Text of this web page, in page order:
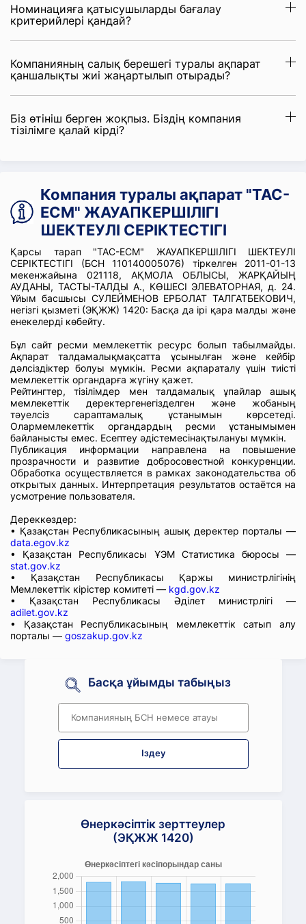
Номинацияға қатысушыларды бағалау
критерийлері қандай?
Компанияның салық берешегі туралы ақпарат
қаншалықты жиі жаңартылып отырады?
Біз өтініш берген жоқпыз. Біздің компания
тізілімге қалай кірді?
Компания туралы ақпарат "ТАС-
ЕСМ" ЖАУАПКЕРШІЛІГІ
ШЕКТЕУЛІ СЕРІКТЕСТІГІ
Қарсы тарап "ТАС-ЕСМ" ЖАУАПКЕРШІЛІГІ ШЕКТЕУЛІ
СЕРІКТЕСТІГІ (БСН 110140005076) тіркелген 2011-01-13
мекенжайына 021118, АҚМОЛА ОБЛЫСЫ, ЖАРҚАЙЫҢ
АУДАНЫ, ТАСТЫ-ТАЛДЫ А., КӨШЕСІ ЭЛЕВАТОРНАЯ, д. 24.
Ұйым басшысы СУЛЕЙМЕНОВ ЕРБОЛАТ ТАЛГАТБЕКОВИЧ,
негізгі қызметі (ЭҚЖЖ) 1420: Басқа да ірі қара малды және
енекелерді көбейту.
Бұл сайт ресми мемлекеттік ресурс болып табылмайды.
Ақпарат талдамалықмақсатта ұсынылған және кейбір
дәлсіздіктер болуы мүмкін. Ресми ақпараталу үшін тиісті
мемлекеттік органдарға жүгіну қажет.
Рейтингтер, тізілімдер мен талдамалық ұпайлар ашық
мемлекеттік деректергенегізделген және жобаның
тәуелсіз сараптамалық ұстанымын көрсетеді.
Олармемлекеттік органдардың ресми ұстанымымен
байланысты емес. Есептеу әдістемесінақтылануы мүмкін.
Публикация информации направлена на повышение
прозрачности и развитие добросовестной конкуренции.
Обработка осуществляется в рамках законодательства об
открытых данных. Интерпретация результатов остаётся на
усмотрение пользователя.
Дереккөздер:
• Қазақстан Республикасының ашық деректер порталы —
data.egov.kz
• Қазақстан Республикасы ҰЭМ Статистика бюросы —
stat.gov.kz
• Қазақстан Республикасы Қаржы министрлігінің
Мемлекеттік кірістер комитеті — kgd.gov.kz
• Қазақстан Республикасы Әділет министрлігі —
adilet.gov.kz
• Қазақстан Республикасының мемлекеттік сатып алу
порталы — goszakup.gov.kz
Басқа ұйымды табыңыз
Іздеу
Өнеркәсіптік зерттеулер
(ЭҚЖЖ 1420)